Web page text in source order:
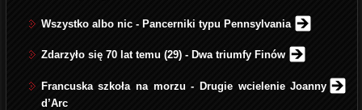
Wszystko albo nic - Pancerniki typu Pennsylvania
Zdarzyło się 70 lat temu (29) - Dwa triumfy Finów
Francuska szkoła na morzu - Drugie wcielenie Joanny
d’Arc